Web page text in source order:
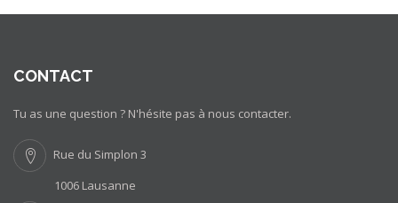
CONTACT
Tu as une question ? N'hésite pas à nous contacter.
Rue du Simplon 3
1006 Lausanne